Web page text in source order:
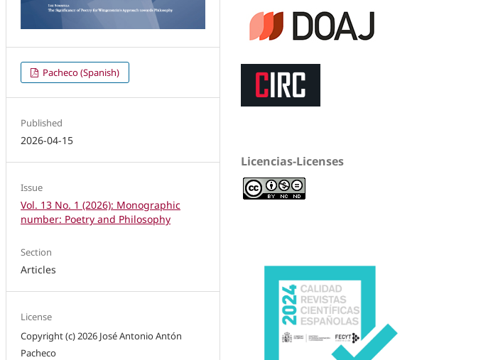
Pacheco (Spanish)
Published
2026-04-15
Issue
Vol. 13 No. 1 (2026): Monographic
number: Poetry and Philosophy
Section
Articles
License
Copyright (c) 2026 José Antonio Antón
Pacheco
Licencias-Licenses